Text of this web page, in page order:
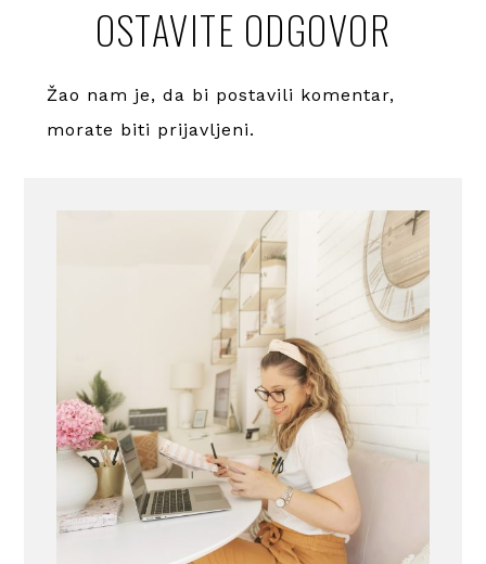
OSTAVITE ODGOVOR
Žao nam je, da bi postavili komentar,
morate biti prijavljeni.